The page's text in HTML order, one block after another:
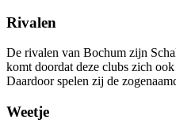
Rivalen
De rivalen van Bochum zijn
komt doordat deze clubs zich
Daardoor spelen zij de
Weetje